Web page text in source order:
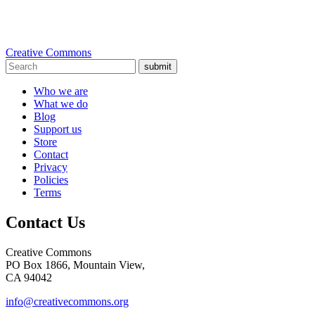
Creative Commons
submit
Who we are
What we do
Blog
Support us
Store
Contact
Privacy
Policies
Terms
Contact Us
Creative Commons
PO Box 1866, Mountain View,
CA 94042
info@creativecommons.org